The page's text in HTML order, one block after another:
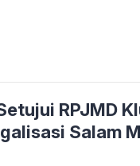
Tahun
Fraksi PDI
Selasa (29/7/
RPJMD
Salam